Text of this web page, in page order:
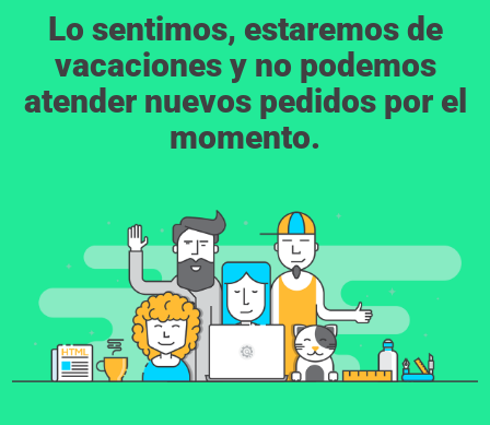
Lo sentimos, estaremos de
vacaciones y no podemos
atender nuevos pedidos por el
momento.